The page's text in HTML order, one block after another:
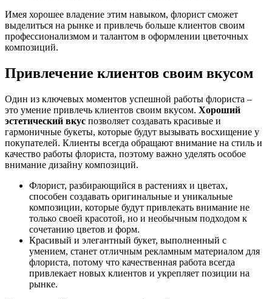
Имея хорошее владение этим навыком, флорист сможет
выделиться на рынке и привлечь больше клиентов своим
профессионализмом и талантом в оформлении цветочных
композиций.
Привлечение клиентов своим вкусом
Один из ключевых моментов успешной работы флориста –
это умение привлечь клиентов своим вкусом. Хороший
эстетический вкус позволяет создавать красивые и
гармоничные букеты, которые будут вызывать восхищение у
покупателей. Клиенты всегда обращают внимание на стиль и
качество работы флориста, поэтому важно уделять особое
внимание дизайну композиций.
Флорист, разбирающийся в растениях и цветах,
способен создавать оригинальные и уникальные
композиции, которые будут привлекать внимание не
только своей красотой, но и необычным подходом к
сочетанию цветов и форм.
Красивый и элегантный букет, выполненный с
умением, станет отличным рекламным материалом для
флориста, потому что качественная работа всегда
привлекает новых клиентов и укрепляет позиции на
рынке.